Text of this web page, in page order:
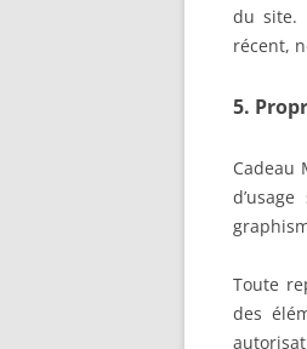
du site.
récent,
5.
Cadeau
Toute
des